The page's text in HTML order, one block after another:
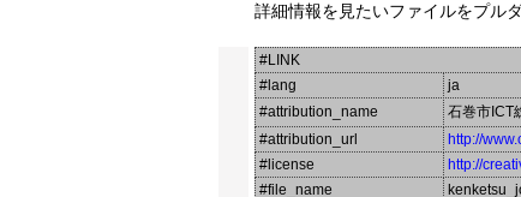
詳細情報を見たいファイルをプル
#LINK
#lang
ja
#attribution_name
石巻市ICT
#attribution_url
http://
#license
http://
#file_name